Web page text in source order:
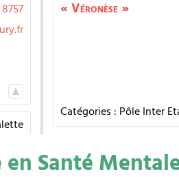
« Véronèse »
Catégories : Pôle Inter
Santé